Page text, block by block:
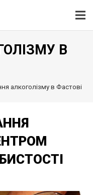
В
алкоголізму в Фастові